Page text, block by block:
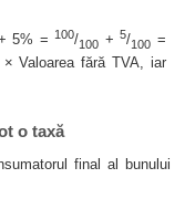
+ 5% =100/100 +5/100 =
Valoarea fără TVA, iar
o taxă
final al bunului